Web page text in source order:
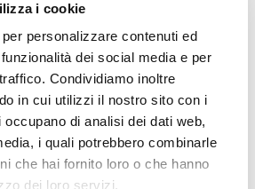
i cookie
personalizzare contenuti ed
dei social media e per
Condividiamo inoltre
in cui utilizzi il nostro sito con i
di analisi dei dati web,
i quali potrebbero combinarle
che hai fornito loro o che hanno
dei loro servizi.
Breguet le offre la
il suo nome nei Registri
conservati dalla Maison dalla
e custoditi in Place Vendôme a